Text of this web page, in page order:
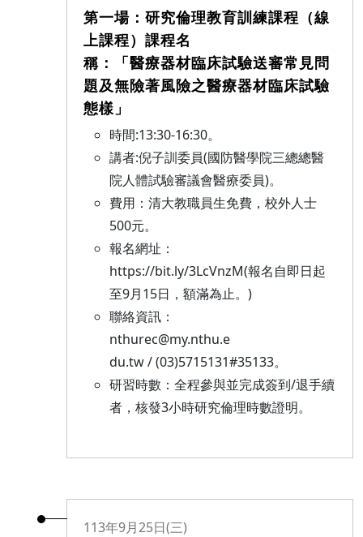
第一場：研究倫理教育訓練課程（線
上課程）課程名
稱：「醫療器材臨床試驗送審常見問
題及無險著風險之醫療器材臨床試驗
態樣」
時間:13:30-16:30。
講者:倪子訓委員(國防醫學院三總總醫
院人體試驗審議會醫療委員)。
費用：清大教職員生免費，校外人士
500元。
報名網址：
https://bit.ly/3LcVnzM(報名自即日起
至9月15日，額滿為止。)
聯絡資訊：
nthurec@my.nthu.e
du.tw / (03)5715131#35133。
研習時數：全程參與並完成簽到/退手續
者，核發3小時研究倫理時數證明。
113年9月25日(三)